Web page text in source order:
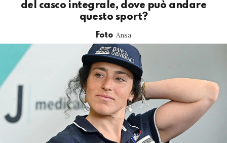
del casco integrale, dove può andare
questo sport?
Foto Ansa